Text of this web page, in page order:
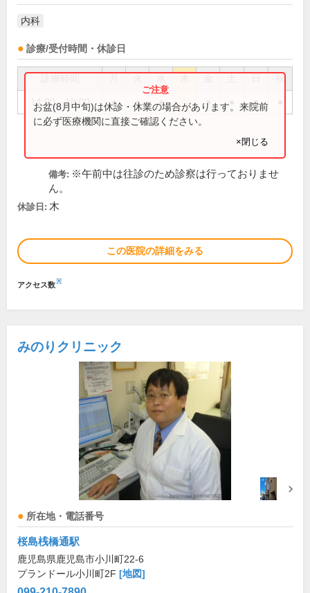
内科
診療/受付時間・休診日
祝
14:00～18:00 ● ● ● ● ●
お盆(8月中旬)は休診・休業の場合があります。来院前
に必ず医療機関に直接ご確認ください。
×閉じる
備考: ※午前中は往診のため診察は行っておりませ
ん。
休診日: 木
この医院の詳細をみる
アクセス数※
みのりクリニック
所在地・電話番号
桜島桟橋通駅
鹿児島県鹿児島市小川町22-6
プランドール小川町2F [地図]